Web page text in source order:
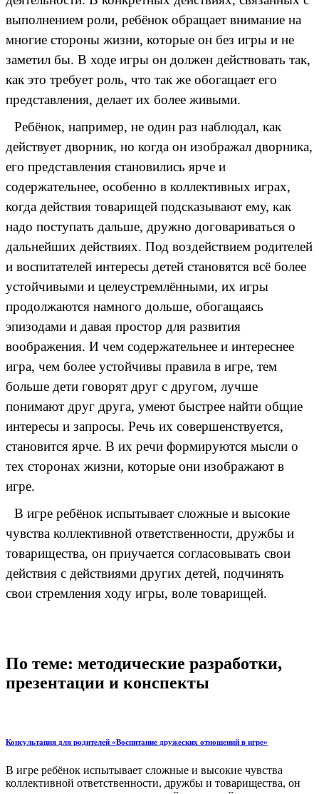
выполнением роли, ребёнок обращает внимание на
многие стороны жизни, которые он без игры и не
заметил бы. В ходе игры он должен действовать так,
как это требует роль, что так же обогащает его
представления, делает их более живыми.
Ребёнок, например, не один раз наблюдал, как
действует дворник, но когда он изображал дворника,
его представления становились ярче и
содержательнее, особенно в коллективных играх,
когда действия товарищей подсказывают ему, как
надо поступать дальше, дружно договариваться о
дальнейших действиях. Под воздействием родителей
и воспитателей интересы детей становятся всё более
устойчивыми и целеустремлёнными, их игры
продолжаются намного дольше, обогащаясь
эпизодами и давая простор для развития
воображения. И чем содержательнее и интереснее
игра, чем более устойчивы правила в игре, тем
больше дети говорят друг с другом, лучше
понимают друг друга, умеют быстрее найти общие
интересы и запросы. Речь их совершенствуется,
становится ярче. В их речи формируются мысли о
тех сторонах жизни, которые они изображают в
игре.
В игре ребёнок испытывает сложные и высокие
чувства коллективной ответственности, дружбы и
товарищества, он приучается согласовывать свои
действия с действиями других детей, подчинять
свои стремления ходу игры, воле товарищей.
По теме: методические разработки,
презентации и конспекты
Консультация для родителей «Воспитание дружеских отношений в игре»
В игре ребёнок испытывает сложные и высокие чувства
коллективной ответственности, дружбы и товарищества, он